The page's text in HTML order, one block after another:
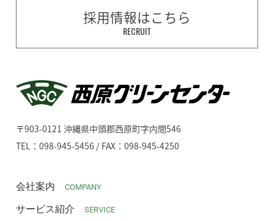
採用情報はこちら
RECRUIT
〒903-0121 沖縄県中頭郡西原町字内間546
TEL：098-945-5456 / FAX：098-945-4250
会社案内 COMPANY
サービス紹介 SERVICE